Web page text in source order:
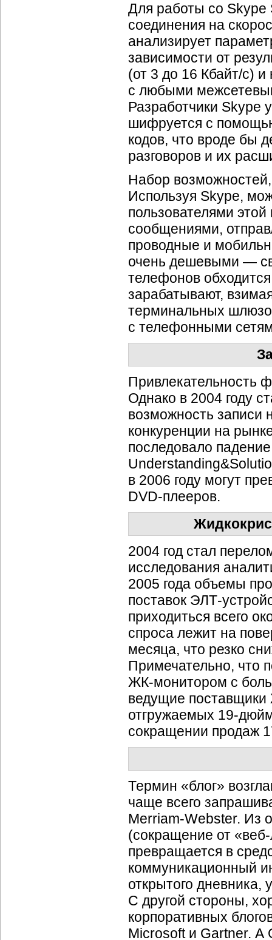
Для работы со Skype
соединения на
анализирует
зависимости от
(от 3 до 16 Кбайт/с)
с любыми
Разработчики Skype
шифруется с
кодов, что вроде бы
разговоров и их
Набор возможностей,
Используя Skype,
пользователями
сообщениями,
проводные и
очень дешевыми —
телефонов
зарабатывают,
терминальных
с телефонными
Привлекательность
Однако в 2004 году
возможность записи
конкуренции на
последовало
в 2006 году могут
DVD-плееров.
2004 год стал
исследования
2005 года объемы
поставок ЭЛТ-
приходиться всего
спроса лежит на
месяца, что резко
Примечательно, что
ЖК-монитором с
ведущие поставщики
отгружаемых 19-
сокращении продаж
Термин «блог»
чаще всего
Merriam-Webster. Из
(сокращение от
превращается в
коммуникационный
открытого
С другой стороны,
корпоративных
Microsoft и Gartner. А